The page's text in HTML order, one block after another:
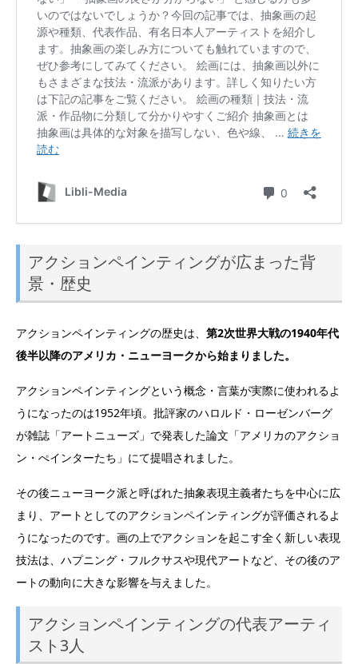
アクションペインティングが広まった背
景・歴史
アクションペインティングの歴史は、 第2次世界大戦の1940年代
後半以降のアメリカ・ニューヨークから始まりました。
アクションペインティングという概念・言葉が実際に使われるよ
うになったのは1952年頃。批評家のハロルド・ローゼンバーグ
が雑誌「アートニューズ」で発表した論文「アメリカのアクショ
ン・ぺインターたち」にて提唱されました。
その後ニューヨーク派と呼ばれた抽象表現主義者たちを中心に広
まり、アートとしてのアクションペインティングが評価されるよ
うになったのです。画の上でアクションを起こす全く新しい表現
技法は、ハプニング・フルクサスや現代アートなど、その後のア
ートの動向に大きな影響を与えました。
アクションペインティングの代表アーティ
スト3人